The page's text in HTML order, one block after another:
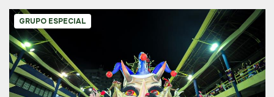
GRUPO ESPECIAL